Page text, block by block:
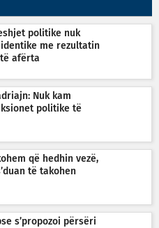
politike nuk
me rezultatin
afërta
Nuk kam
politike të
që hedhin vezë,
të takohen
s’propozoi përsëri